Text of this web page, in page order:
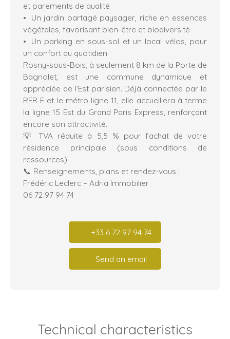
et parements de qualité
Un jardin partagé paysager, riche en essences
végétales, favorisant bien-être et biodiversité
Un parking en sous-sol et un local vélos, pour
un confort au quotidien
Rosny-sous-Bois, à seulement 8 km de la Porte de
Bagnolet, est une commune dynamique et
appréciée de l’Est parisien. Déjà connectée par le
RER E et le métro ligne 11, elle accueillera à terme
la ligne 15 Est du Grand Paris Express, renforçant
encore son attractivité.
💡 TVA réduite à 5,5 % pour l’achat de votre
résidence principale (sous conditions de
ressources).
📞 Renseignements, plans et rendez-vous :
Frédéric Leclerc – Adria Immobilier
06 72 97 94 74
+33 6 72 97 94 74
Send an email
Technical characteristics